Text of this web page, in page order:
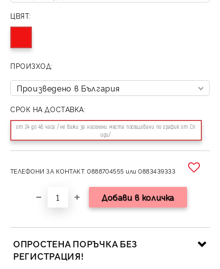
ЦВЯТ:
ПРОИЗХОД:
СРОК НА ДОСТАВКА:
от 24 до 48 часа /не важи за населени места посещавани по график от Сп
иди/
ТЕЛЕФОНИ ЗА КОНТАКТ: 0888704555 или 0883439333
ОПРОСТЕНА ПОРЪЧКА БЕЗ
РЕГИСТРАЦИЯ!